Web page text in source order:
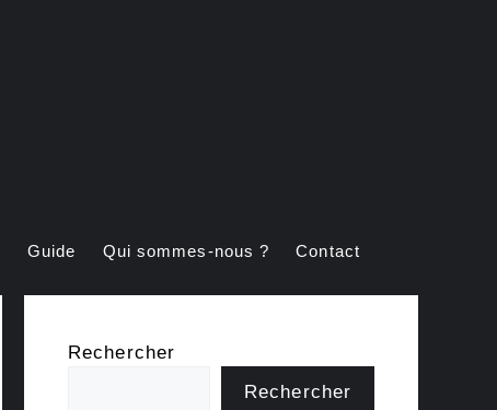
Guide Qui sommes-nous ? Contact
Rechercher
Rechercher